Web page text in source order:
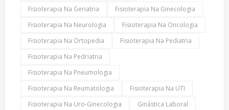
Fisioterapia Na Geriatria
Fisioterapia Na Ginecologia
Fisioterapia Na Neurologia
Fisioterapia Na Oncologia
Fisioterapia Na Ortopedia
Fisioterapia Na Pediatria
Fisioterapia Na Pedriatria
Fisioterapia Na Pneumologia
Fisioterapia Na Reumatologia
Fisioterapia Na UTI
Fisioterapia Na Uro-Ginecologia
Ginástica Laboral